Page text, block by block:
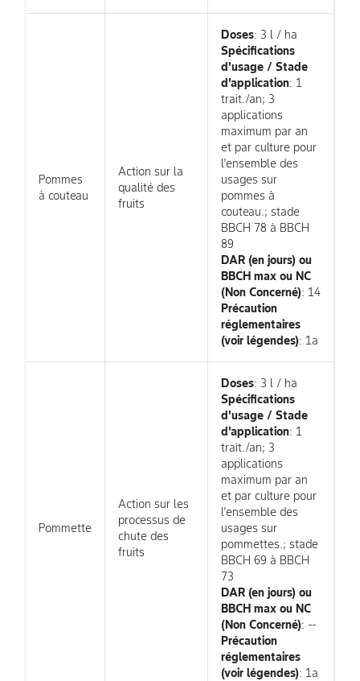
Pommes
à couteau
Action sur la
qualité des
fruits
Doses: 3 l / ha
Spécifications
d'usage / Stade
d'application: 1
trait./an; 3
applications
maximum par an
et par culture pour
l'ensemble des
usages sur
pommes à
couteau.; stade
BBCH 78 à BBCH
89
DAR (en jours) ou
BBCH max ou NC
(Non Concerné): 14
Précaution
réglementaires
(voir légendes): 1a
Pommette
Action sur les
processus de
chute des
fruits
Doses: 3 l / ha
Spécifications
d'usage / Stade
d'application: 1
trait./an; 3
applications
maximum par an
et par culture pour
l'ensemble des
usages sur
pommettes.; stade
BBCH 69 à BBCH
73
DAR (en jours) ou
BBCH max ou NC
(Non Concerné): --
Précaution
réglementaires
(voir légendes): 1a